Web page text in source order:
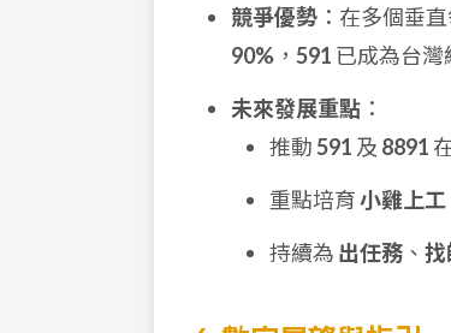
競爭優勢 ：在多個垂
90% ， 591 已成為台灣
未來發展重點 ：
推動591 及 8891
重點培育小雞上工
持續為 出任務 、 找